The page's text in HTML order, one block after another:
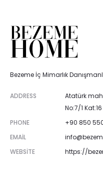
Bezeme İç Mimarlık
ADDRESS
Atatürk
No:7/1
PHONE
+90 850
EMAIL
WEBSITE
https://